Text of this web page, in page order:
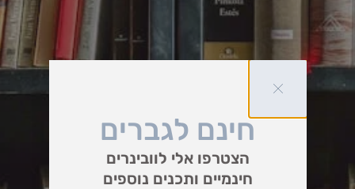
חינם לגברים
הצטרפו אלי לוובינרים
חינמיים ותכנים נוספים